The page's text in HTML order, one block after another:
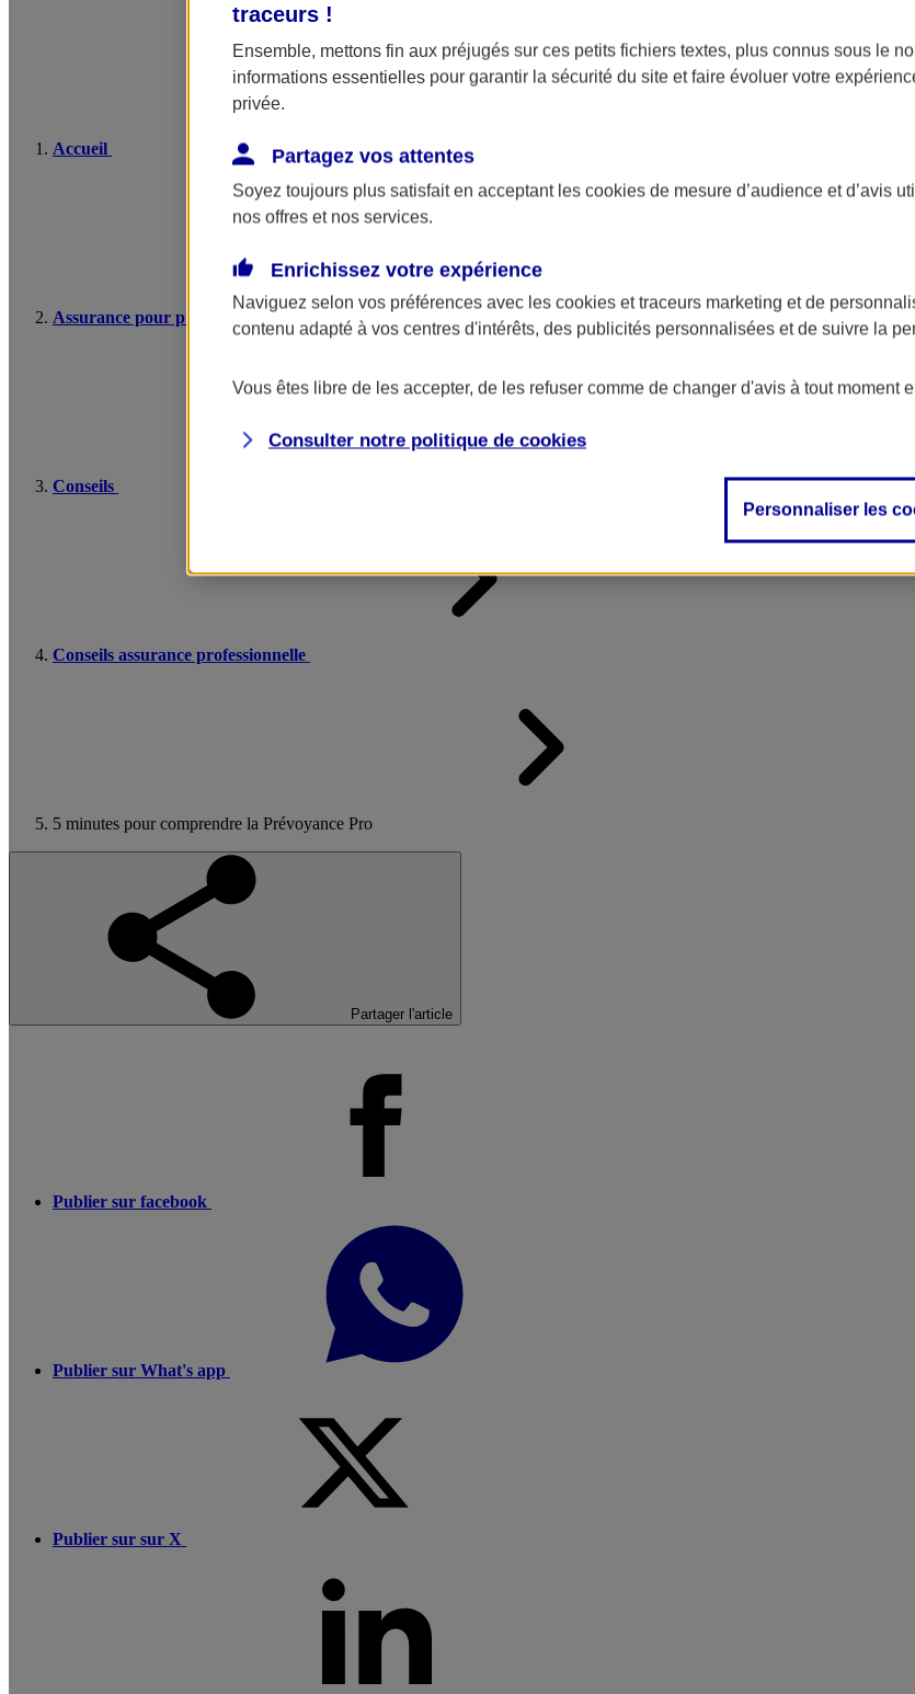
Accueil
Assurance pour professionnels et entreprises
Conseils
Conseils assurance professionnelle
5 minutes pour comprendre la Prévoyance Pro
Partager l'article
Publier sur facebook
Publier sur What's app
Publier sur sur X
traceurs !
Ensemble, mettons fin aux préjugés sur ces petits fichiers textes, plus connus sous le
informations essentielles pour garantir la sécurité du site et faire évoluer votre
privée.
Partagez vos attentes
Soyez toujours plus satisfait en acceptant les cookies de mesure d’audience et d’avis
nos offres et nos services.
Enrichissez votre expérience
Naviguez selon vos préférences avec les cookies et traceurs marketing et de
contenu adapté à vos centres d'intérêts, des publicités personnalisées et de suivre la
Vous êtes libre de les accepter, de les refuser comme de changer d'avis à tout moment
Consulter notre politique de cookies
Personnaliser les